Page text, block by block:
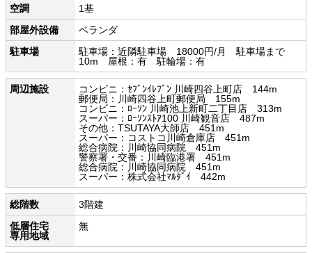
空調
1基
部屋外設備
ベランダ
駐車場
駐車場：近隣駐車場 18000円/月 駐車場まで
10m 屋根：有 駐輪場：有
周辺施設
コンビニ：ｾﾌﾞﾝｲﾚﾌﾞﾝ 川崎四谷上町店 144m
郵便局：川崎四谷上町郵便局 155m
コンビニ：ﾛｰｿﾝ 川崎池上新町二丁目店 313m
スーパー：ﾛｰｿﾝｽﾄｱ100 川崎観音店 487m
その他：TSUTAYA大師店 451m
スーパー：コストコ川崎倉庫店 451m
総合病院：川崎協同病院 451m
警察署・交番：川崎臨港署 451m
総合病院：川崎協同病院 451m
スーパー：株式会社ﾏﾙﾀﾞｲ 442m
総階数
3階建
低層住宅
専用地域
無